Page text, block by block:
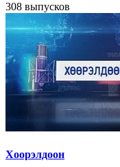
308 выпусков
Хоорэлдоон